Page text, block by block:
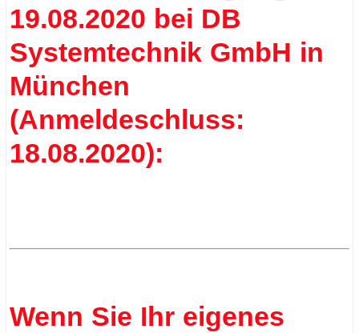
19.08.2020 bei DB
Systemtechnik GmbH in
München
(Anmeldeschluss:
18.08.2020):
Wenn Sie Ihr eigenes